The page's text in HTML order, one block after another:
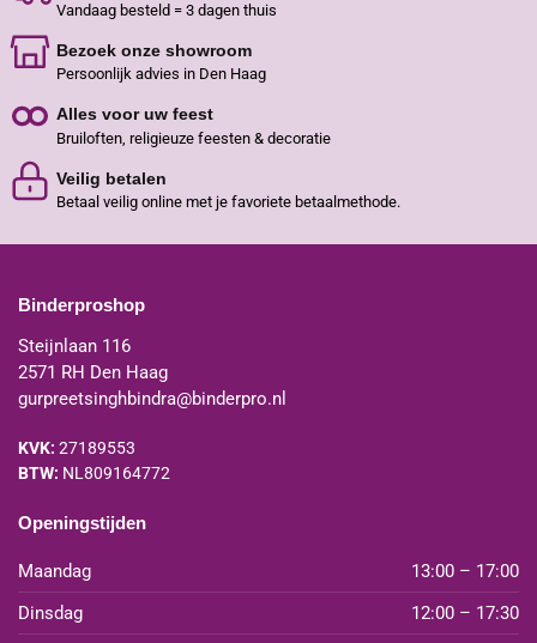
Vandaag besteld = 3 dagen thuis
Bezoek onze showroom
Persoonlijk advies in Den Haag
Alles voor uw feest
Bruiloften, religieuze feesten & decoratie
Veilig betalen
Betaal veilig online met je favoriete betaalmethode.
Binderproshop
Steijnlaan 116
2571 RH Den Haag
gurpreetsinghbindra@binderpro.nl
KVK: 27189553
BTW: NL809164772
Openingstijden
Maandag
13:00 – 17:00
Dinsdag
12:00 – 17:30